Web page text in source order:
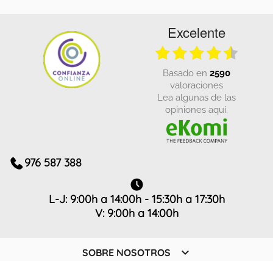
Excelente
basado en 2590
valoraciones
Lea algunas de las
opiniones aquí.
976 587 388
L-J: 9:00h a 14:00h - 15:30h a 17:30h
V: 9:00h a 14:00h
SOBRE NOSOTROS 